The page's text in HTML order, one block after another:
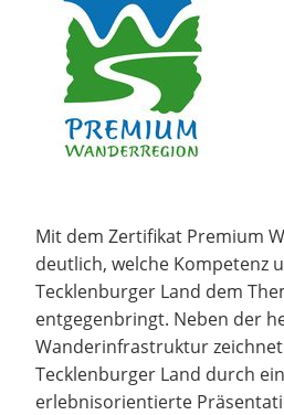
Mit dem Zertifikat Premium
deutlich, welche Kompetenz
Tecklenburger Land dem
entgegenbringt. Neben der
Wanderinfrastruktur
Tecklenburger Land durch
erlebnisorientierte